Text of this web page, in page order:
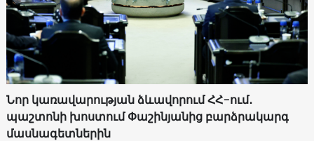
Նոր կառավարության ձևավորում ՀՀ-ում․
պաշտոնի խոստում Փաշինյանից բարձրակարգ
մասնագետներին